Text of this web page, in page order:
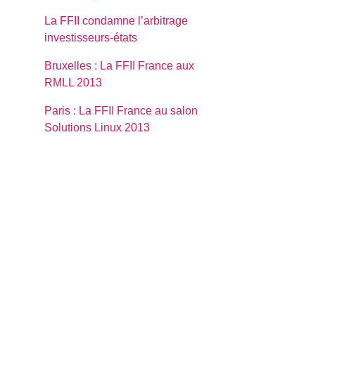
La FFII condamne l’arbitrage
investisseurs-états
Bruxelles : La FFII France aux
RMLL 2013
Paris : La FFII France au salon
Solutions Linux 2013